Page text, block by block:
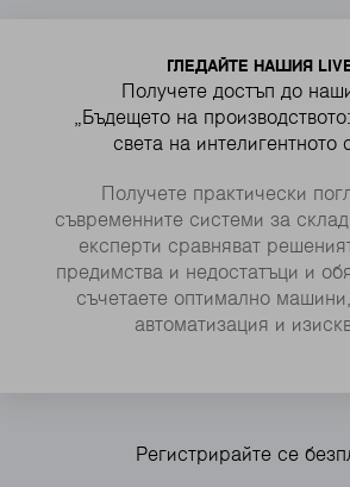
ГЛЕДАЙТЕ НАШИЯ
Получете достъп до
„Бъдещето на
света на интелигентното
Получете практически
съвременните системи за
експерти сравняват
предимства и недостатъци и
съчетаете оптимално
автоматизация и